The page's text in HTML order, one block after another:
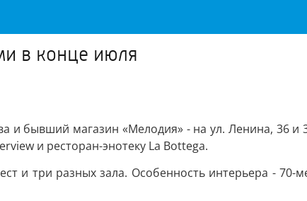
в конце июля
и бывший магазин «Мелодия» - на ул. Ленина, 36
и ресторан-энотеку La Bottega.
и три разных зала. Особенность интерьера - 70-